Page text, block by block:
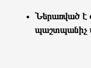
Ներառված է
պաշտպանիչ